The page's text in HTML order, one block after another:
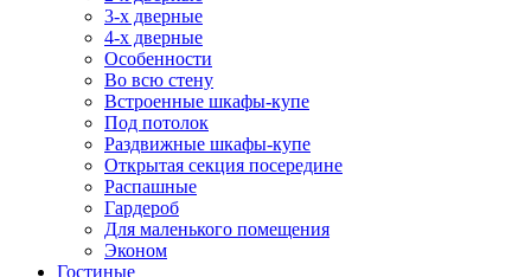
3-х дверные
4-х дверные
Особенности
Во всю стену
Встроенные шкафы-купе
Под потолок
Раздвижные шкафы-купе
Открытая секция посередине
Распашные
Гардероб
Для маленького помещения
Эконом
Гостиные